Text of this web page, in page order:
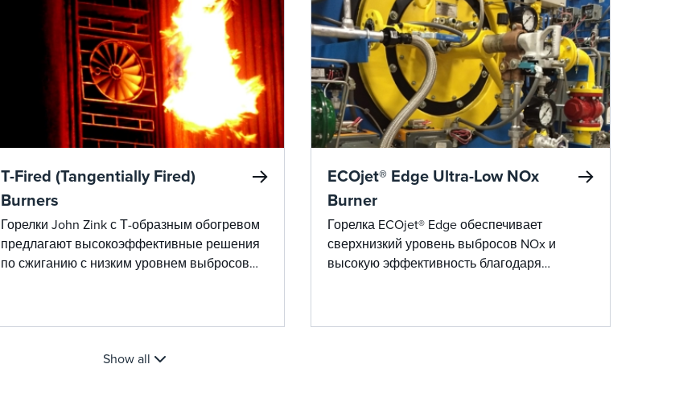
T-Fired (Tangentially Fired)
Burners
Горелки John Zink с Т-образным обогревом
предлагают высокоэффективные решения
по сжиганию с низким уровнем выбросов
ECOjet® Edge Ultra-Low NOx
Burner
Горелка ECOjet® Edge обеспечивает
сверхнизкий уровень выбросов NOx и
высокую эффективность благодаря
Show all